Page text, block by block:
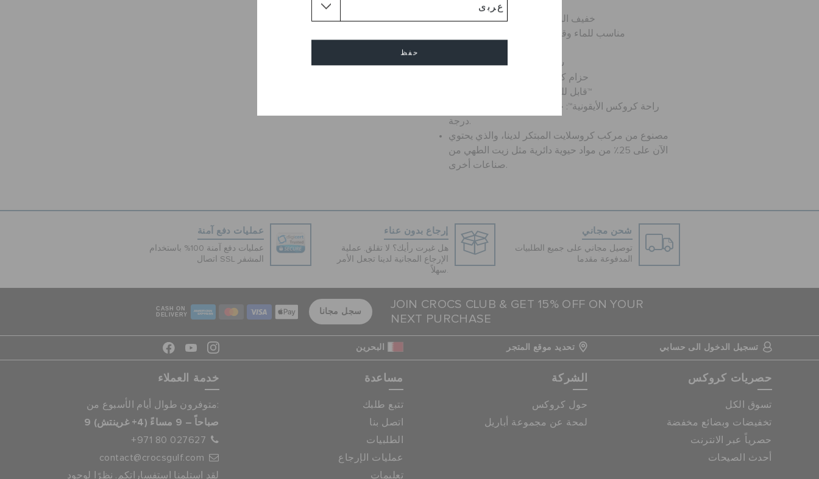
حفظ
خفيف الوزن للغاية وممتع عند الارتداء
مناسب للماء وقابل للطفو؛ وزنه خفيف للغاية
سهل التنظيف وسريع الجفاف
حزام كعب متحرك لملاءمة أكثر ثباتًا
قابل للتخصيص بإكسسوارات جيبيتز™
درجة.
مصنوع من مركب كروسلايت المبتكر لدينا، والذي يحتوي
الآن على 25٪ من مواد حيوية دائرية مثل زيت الطهي من
صناعات أخرى.
شحن مجاني
توصيل مجاني على جميع الطلبيات
المدفوعة مقدما
إرجاع بدون عناء
هل غيرت رأيك؟ لا تقلق. عملية
الإرجاع المجانية لدينا تجعل الأمر
سهلاً.
عمليات دفع آمنة
عمليات دفع آمنة 100% باستخدام
اتصال SSL المشفر
JOIN CROCS CLUB & GET 15% OFF ON YOUR
NEXT PURCHASE
سجل مجانا
CASH ON
DELIVERY
تسجيل الدخول الى حسابي تحديد موقع المتجر البحرين
حصريات كروكس
تسوق الكل
تخفيضات وبضائع مخفضة
حصرياً عبر الانترنت
أحدث الصيحات
الشركة
حول كروكس
لمحة عن مجموعة أباريل
مساعدة
تتبع طلبك
اتصل بنا
الطلبيات
عمليات الإرجاع
تعليمات
خدمة العملاء
متوفرون طوال أيام الأسبوع من:
9 صباحاً – 9 مساءً (4+ غرينتش)
+971 80 027627
contact@crocsgulf.com
لقد استلمنا استفساراتكم. نظرًا لوجود